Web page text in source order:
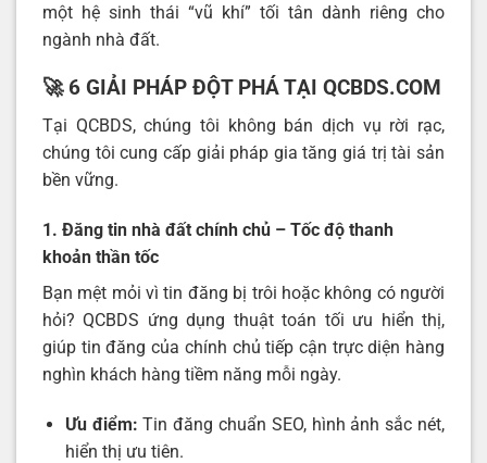
một hệ sinh thái “vũ khí” tối tân dành riêng cho
ngành nhà đất.
🚀 6 GIẢI PHÁP ĐỘT PHÁ TẠI QCBDS.COM
Tại QCBDS, chúng tôi không bán dịch vụ rời rạc,
chúng tôi cung cấp giải pháp gia tăng giá trị tài sản
bền vững.
1. Đăng tin nhà đất chính chủ – Tốc độ thanh
khoản thần tốc
Bạn mệt mỏi vì tin đăng bị trôi hoặc không có người
hỏi? QCBDS ứng dụng thuật toán tối ưu hiển thị,
giúp tin đăng của chính chủ tiếp cận trực diện hàng
nghìn khách hàng tiềm năng mỗi ngày.
Ưu điểm: Tin đăng chuẩn SEO, hình ảnh sắc nét,
hiển thị ưu tiên.